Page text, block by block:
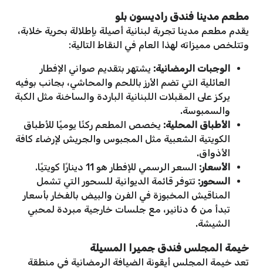
مطعم مدينا فندق راديسون بلو
يقدم مطعم مدينا تجربة لبنانية أصيلة بإطلالة بحرية خلابة،
وتتلخص مميزاته لهذا العام في النقاط التالية:
الوجبات الرمضانية: يشتهر بتقديم صواني الإفطار
العائلية التي تضم الأرز باللحم والمحاشي، بجانب بوفيه
يركز على المقبلات اللبنانية الباردة والساخنة مثل الكبة
والسمبوسة.
الأطباق المحلية: يخصص المطعم ركنًا يوميًا للأطباق
الكويتية الشعبية مثل المجبوس والجريش لإرضاء كافة
الأذواق.
الأسعار: السعر الرسمي للإفطار هو 11 دينارًا كويتيًا.
السحور: تتوفر قائمة الديوانية للسحور التي تشمل
المناقيش المخبوزة في الفرن والبيض بالفخار بأسعار
تبدأ من 6 دنانير، مع جلسات خارجية مبردة لمحبي
الشيشة.
خيمة المجلس فندق جميرا المسيلة
تعد خيمة المجلس أيقونة الضيافة الرمضانية في منطقة